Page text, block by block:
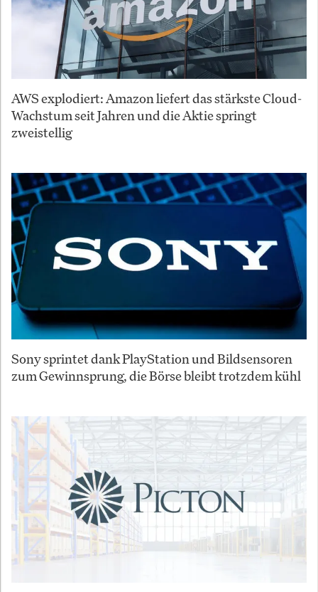
AWS explodiert: Amazon liefert das stärkste Cloud-
Wachstum seit Jahren und die Aktie springt
zweistellig
Sony sprintet dank PlayStation und Bildsensoren
zum Gewinnsprung, die Börse bleibt trotzdem kühl